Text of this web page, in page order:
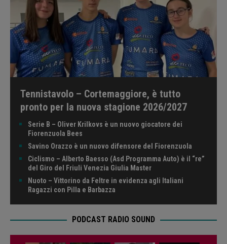
Tennistavolo – Cortemaggiore, è tutto
pronto per la nuova stagione 2026/2027
Serie B – Oliver Krilkovs è un nuovo giocatore dei
Fiorenzuola Bees
Savino Orazzo è un nuovo difensore del Fiorenzuola
Ciclismo – Alberto Baesso (Asd Programma Auto) è il “re”
del Giro del Friuli Venezia Giulia Master
Nuoto – Vittorino da Feltre in evidenza agli Italiani
Ragazzi con Pilla e Barbazza
PODCAST RADIO SOUND